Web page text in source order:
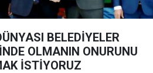
BELEDİYELER
OLMANIN ONURUNU
İSTİYORUZ